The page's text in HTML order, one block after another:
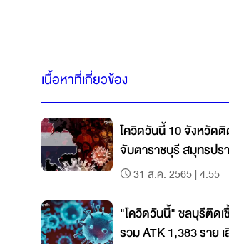
เนื้อหาที่เกี่ยวข้อง
โควิดวันนี้ 10 จังหวัด
จับตาราชบุรี สมุทรปร
31 ส.ค. 2565 | 4:55
"โควิดวันนี้" ชลบุรีติดเ
รวม ATK 1,383 ราย